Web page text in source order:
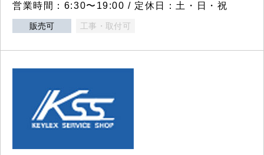
営業時間：6:30〜19:00 / 定休日：土・日・祝
販売可 工事・取付可